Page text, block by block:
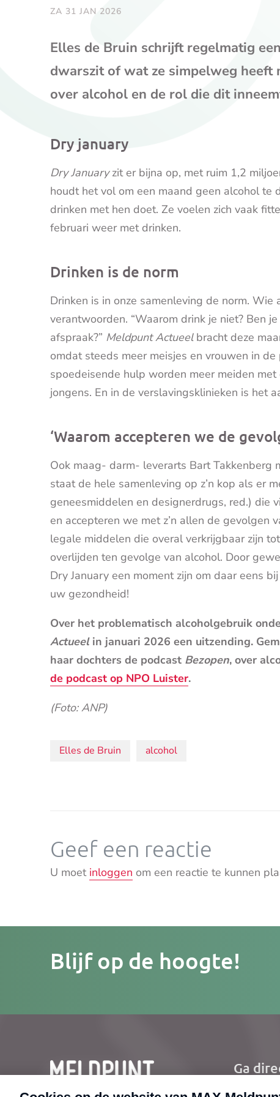
ZA 31 JAN 2026
Elles de Bruin schrijft regelmatig
dwarszit of wat ze simpelweg heeft
over alcohol en de rol die dit
Dry january
Dry Januaryzit er bijna op, met ruim 1,2
houdt het vol om een maand geen alcohol
drinken met hen doet. Ze voelen zich vaak
februari weer met drinken.
Drinken is de norm
Drinken is in onze samenleving de norm.
verantwoorden. “Waarom drink je niet? Ben
afspraak?” Meldpunt Actueelbracht deze
omdat steeds meer meisjes en vrouwen in
spoedeisende hulp worden meer meiden
jongens. En in de verslavingsklinieken is het
‘Waarom accepteren we de
Ook maag- darm- leverarts Bart Takkenberg
staat de hele samenleving op z’n kop als er
geneesmiddelen en designerdrugs, red.) die
en accepteren we met z’n allen de gevolgen
legale middelen die overal verkrijgbaar zijn
overlijden ten gevolge van alcohol. Door
Dry January een moment zijn om daar eens
uw gezondheid!
Over het problematisch alcoholgebruik
Actueelin januari 2026 een uitzending.
haar dochters de podcast Bezopen, over
de podcast op NPO Luister.
(Foto: ANP)
Onderwerpen:
Elles de Bruin alcohol
Geef een reactie
U moet inloggen om een reactie te kunnen
Blijf op de hoogte!
Ga